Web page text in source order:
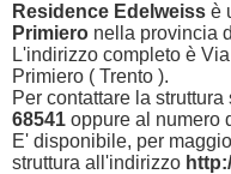
Residence Edelweiss è
Primiero nella provincia
L'indirizzo completo è
Primiero ( Trento ).
Per contattare la
68541 oppure al numero
E' disponibile, per
struttura all'indirizzo